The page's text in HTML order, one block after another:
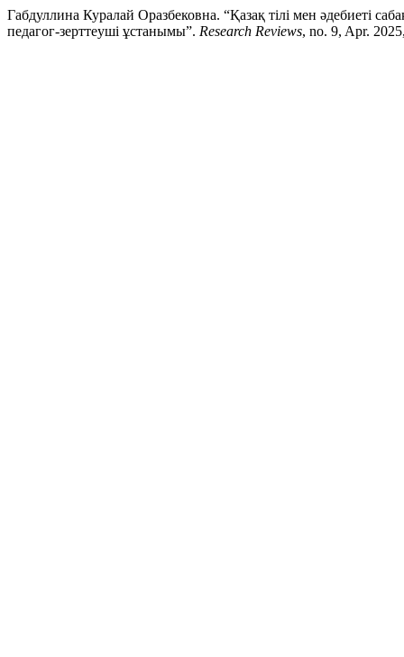
Габдуллина Куралай Оразбековна. “Қазақ тілі мен әдебиеті
педагог-зерттеуші ұстанымы”. Research Reviews, no. 9, Apr.